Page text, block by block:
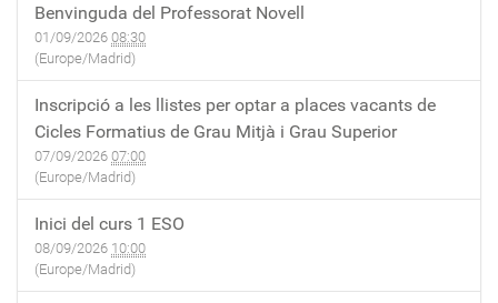
Benvinguda del Professorat Novell
01/09/2026 08:30
(Europe/Madrid)
Inscripció a les llistes per optar a places vacants de
Cicles Formatius de Grau Mitjà i Grau Superior
07/09/2026 07:00
(Europe/Madrid)
Inici del curs 1 ESO
08/09/2026 10:00
(Europe/Madrid)